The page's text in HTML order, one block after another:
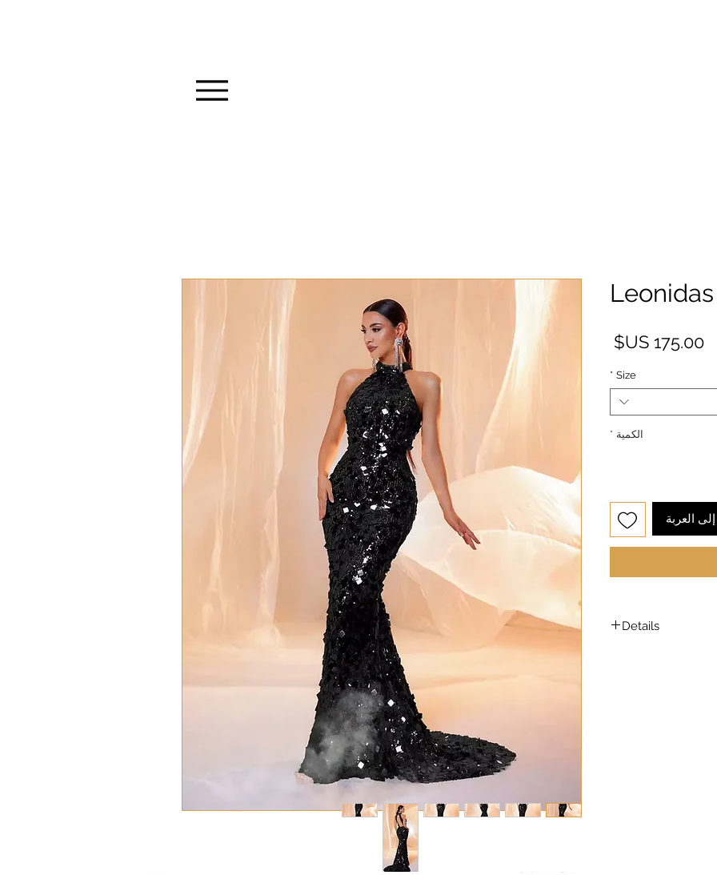
Size
*
الكمية *
العربة
Details